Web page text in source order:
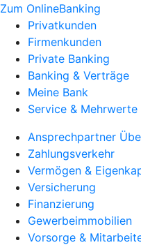
Zum OnlineBanking
Privatkunden
Firmenkunden
Private Banking
Banking & Verträge
Meine Bank
Service & Mehrwerte
Ansprechpartner
Zahlungsverkehr
Vermögen &
Versicherung
Finanzierung
Gewerbeimmobilien
Vorsorge &